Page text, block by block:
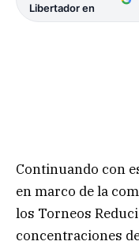
Libertador en
Continuando con
en marco de la
los Torneos
concentraciones